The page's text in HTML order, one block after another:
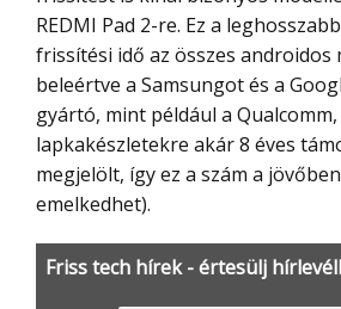
REDMI Pad 2-re. Ez a
frissítési idő az összes androidos
beleértve a Samsungot és a
gyártó, mint például a
lapkakészletekre akár 8 éves
megjelölt, így ez a szám a
emelkedhet).
Friss tech hírek - értesülj